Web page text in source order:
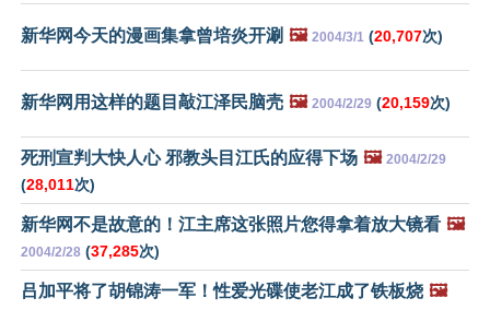
新华网今天的漫画集拿曾培炎开涮 🖼️ 2004/3/1 (20,707次)
新华网用这样的题目敲江泽民脑壳 🖼️ 2004/2/29 (20,159次)
死刑宣判大快人心 邪教头目江氏的应得下场 🖼️ 2004/2/29
(28,011次)
新华网不是故意的！江主席这张照片您得拿着放大镜看 🖼️
2004/2/28 (37,285次)
吕加平将了胡锦涛一军！性爱光碟使老江成了铁板烧 🖼️